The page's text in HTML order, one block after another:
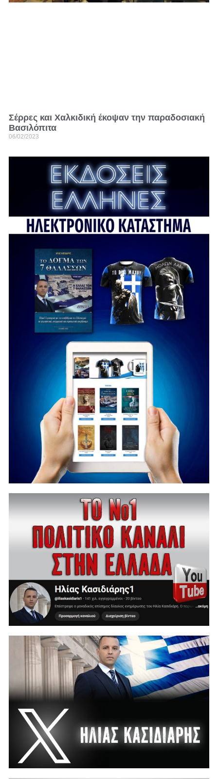
Σέρρες και Χαλκιδική έκοψαν την παραδοσιακή
Βασιλόπιτα
06/02/2023